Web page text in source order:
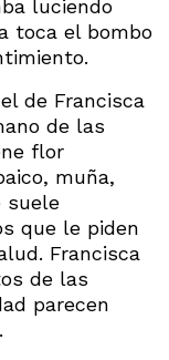
luciendo
toca el bombo
de Francisca
de las
flor
muña,
suele
que le piden
Francisca
de las
parecen